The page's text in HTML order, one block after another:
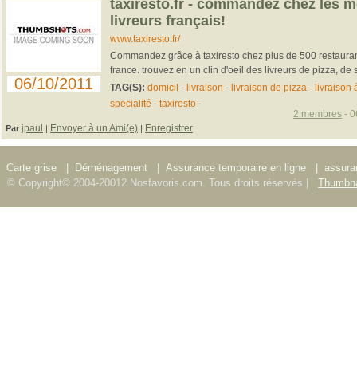
06/10/2011
taxiresto.fr - commandez chez les
livreurs français!
www.taxiresto.fr/
Commandez grâce à taxiresto chez plus de 500
france. trouvez en un clin d'oeil des livreurs de pizza, de
TAG(S): domicil - livraison - livraison de pizza - livraison
specialité - taxiresto-
Par jpaul | Envoyer à un Ami(e) | Enregistrer
2 membres -
Carte grise Déménagement Assurance temporaire en ligne
© Copyright© 2004-20012 Nosfavoris.com. Tous droits réservés |